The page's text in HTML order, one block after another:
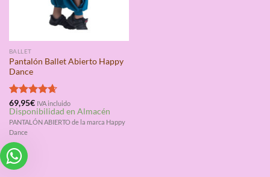
BALLET
Pantalón Ballet Abierto Happy
Dance
Valorado
con4.67
de 5
69,95€ IVA incluido
Disponibilidad en Almacén
PANTALÓN ABIERTO de la marca Happy
Dance